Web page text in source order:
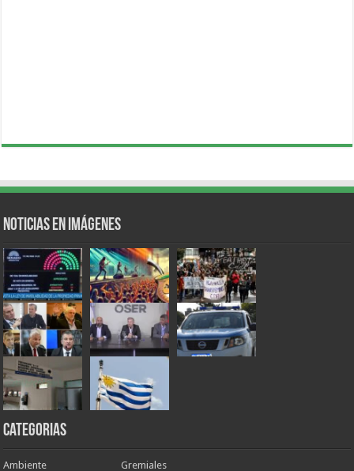
Noticias en Imágenes
Categorias
Ambiente Gremiales